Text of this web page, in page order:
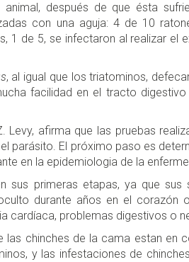
después de que ésta
con una aguja: 4 de 10
1 de 5, se infectaron al realizar el
, al igual que los triatominos,
facilidad en el tracto
Levy, afirma que las pruebas
parásito. El próximo paso es
en la epidemiologia de la
sus primeras etapas, ya que
durante años en el
cardíaca, problemas digestivos o
las chinches de la cama estan en
y las infestaciones de